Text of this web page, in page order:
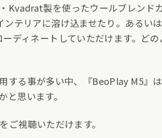
Kvadrat製を使ったウールブレンドカ
テリアに溶け込ませたり。あるい
ディネートしていただけます。ど
する事が多い中、『BeoPlay M5』
思います。
視聴いただけます。